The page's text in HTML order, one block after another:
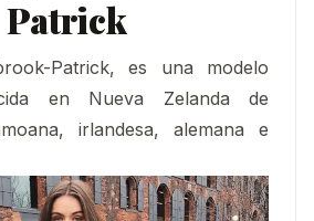
Patrick
Patrick, es una modelo
en Nueva Zelanda de
irlandesa, alemana e